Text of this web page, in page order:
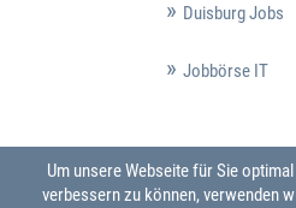
Duisburg Jobs
Jobbörse IT
Um unsere Webseite für Sie
verbessern zu können, verwenden